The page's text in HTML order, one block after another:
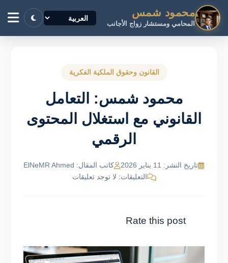
محمود شمس
المحامي ومستشار زواج الأجانب
القانون وحقوق الملكية الفكرية
محمود شمس: التعامل
القانوني مع استغلال المحتوى
الرقمي
تاريخ النشر: 11 يناير 2026
كاتب المقال: ElNeMR Ahmed
التعليقات: لا توجد تعليقات
Rate this post